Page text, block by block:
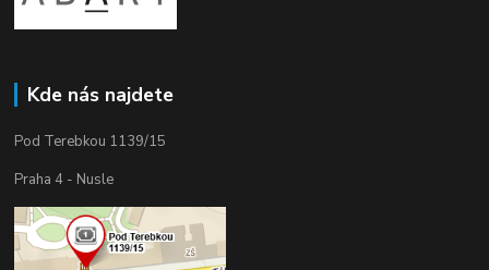
Kde nás najdete
Pod Terebkou 1139/15
Praha 4 - Nusle